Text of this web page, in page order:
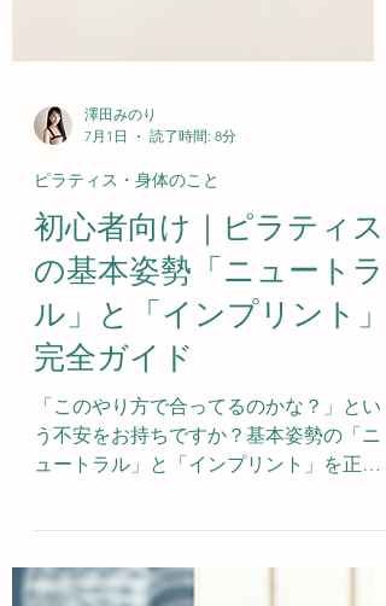
澤田みのり
7月1日
読了時間: 8分
ピラティス・身体のこと
初心者向け｜ピラティス
の基本姿勢「ニュートラ
ル」と「インプリント」
完全ガイド
「このやり方で合ってるのかな？」とい